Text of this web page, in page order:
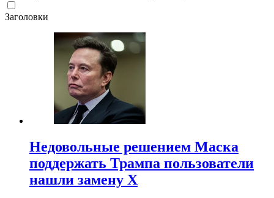
Заголовки
Недовольные решением Маска
поддержать Трампа пользователи
нашли замену X